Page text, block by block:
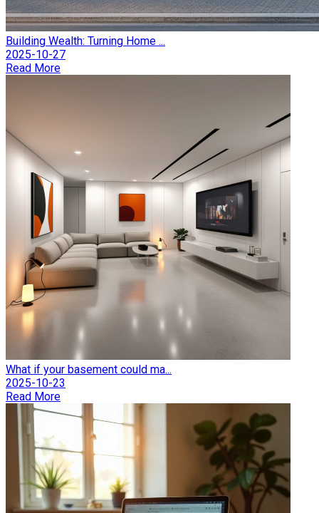
Building Wealth: Turning Home ...
2025-10-27
Read More
What if your basement could ma...
2025-10-23
Read More